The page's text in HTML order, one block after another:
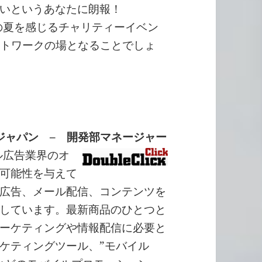
というあなたに朗報！
を感じるチャリティーイベン
ワークの場となることでしょ
パン – 開発部マネージャー
告業界のオ
能性を与えて
告、メール配信、コンテンツを
ています。最新商品のひとつと
ケティングや情報配信に必要と
ティングツール、”モバイル